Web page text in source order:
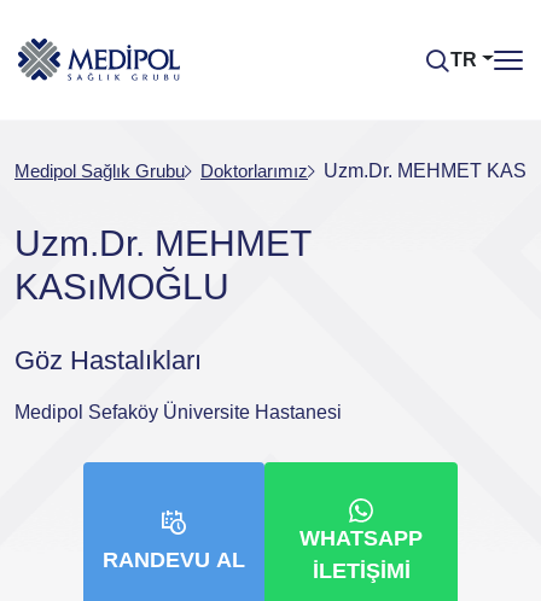
TR
Medipol Sağlık Grubu Doktorlarımız Uzm.Dr. MEHMET
Uzm.Dr. MEHMET
KASıMOĞLU
Göz Hastalıkları
Medipol Sefaköy Üniversite Hastanesi
RANDEVU AL
WHATSAPP
İLETIŞIMI